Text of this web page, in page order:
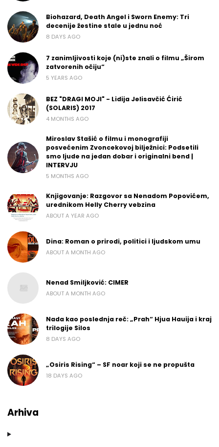
Biohazard, Death Angel i Sworn Enemy: Tri
decenije žestine stale u jednu noć
8 DAYS AGO
7 zanimljivosti koje (ni)ste znali o filmu „Širom
zatvorenih očiju“
5 YEARS AGO
BEZ "DRAGI MOJI" - Lidija Jelisavčić Ćirić
(SOLARIS) 2017
4 MONTHS AGO
Miroslav Stašić o filmu i monografiji
posvećenim Zvoncekovoj bilježnici: Podsetili
smo ljude na jedan dobar i originalni bend |
INTERVJU
5 MONTHS AGO
Knjigovanje: Razgovor sa Nenadom Popovićem,
urednikom Helly Cherry vebzina
ABOUT A YEAR AGO
Dina: Roman o prirodi, politici i ljudskom umu
ABOUT A MONTH AGO
Nenad Smiljković: CIMER
ABOUT A MONTH AGO
Nada kao poslednja reč: „Prah“ Hjua Hauija i kraj
trilogije Silos
8 DAYS AGO
„Osiris Rising“ – SF noar koji se ne propušta
18 DAYS AGO
Arhiva